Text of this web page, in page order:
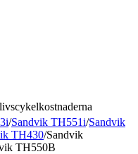
/Sandvik TH551i/Sandvik
TH430/Sandvik
TH550B